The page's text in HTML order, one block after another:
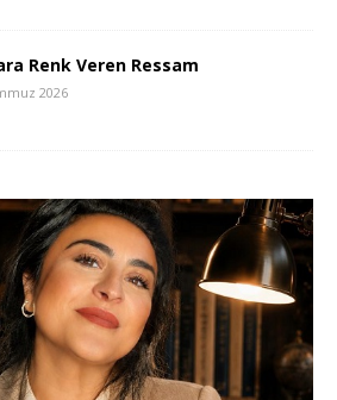
Renk Veren Ressam
2026